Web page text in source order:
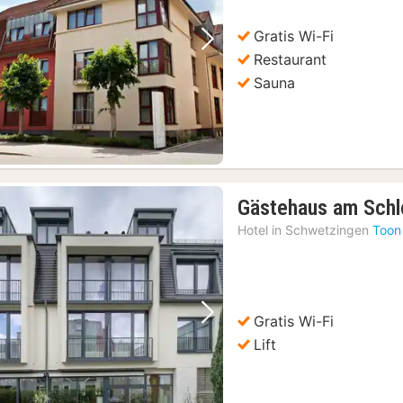
Vorige foto Volgende foto
Gratis Wi-Fi
Restaurant
Sauna
Vorige foto Volgende foto
Gästehaus am
Hotel in Schwetzingen
Gratis Wi-Fi
Lift